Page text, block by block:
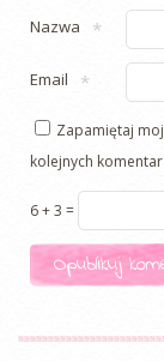
Nazwa *
Email *
Zapamiętaj
kolejnych
6 + 3 =